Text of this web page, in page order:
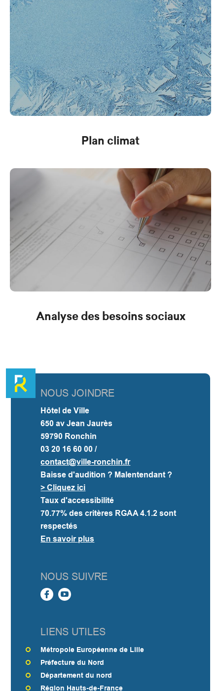
Plan climat
Analyse des besoins sociaux
NOUS JOINDRE
Hôtel de Ville
650 av Jean Jaurès
59790 Ronchin
03 20 16 60 00 /
contact@ville-ronchin.fr
Baisse d'audition ? Malentendant ?
> Cliquez ici
Taux d'accessibilité
70.77% des critères RGAA 4.1.2 sont
respectés
En savoir plus
NOUS SUIVRE
LIENS UTILES
Métropole Européenne de Lille
Préfecture du Nord
Département du nord
Région Hauts-de-France